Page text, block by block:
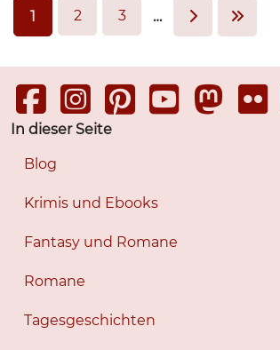
1 2 3 …
In dieser Seite
Blog
Krimis und Ebooks
Fantasy und Romane
Romane
Tagesgeschichten